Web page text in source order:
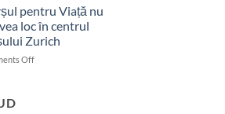
bătut
brutalitate
în
Nepal:
pentru Viață nu
loc în centrul
Zurich
Offon